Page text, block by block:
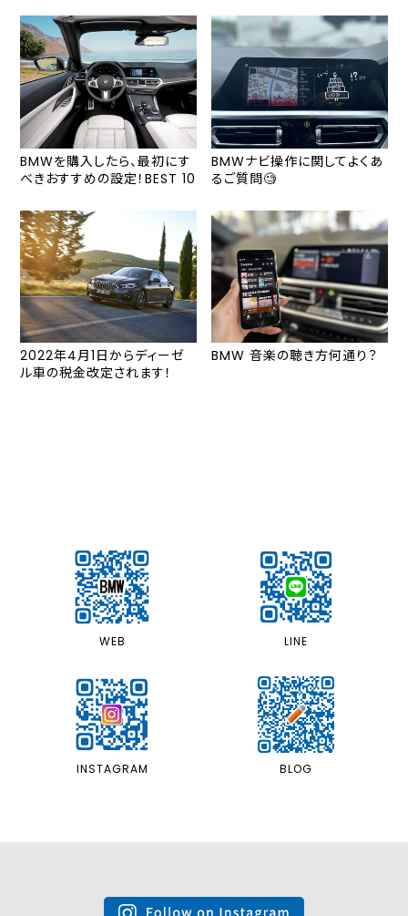
BMWを購入したら、最初にす
べきおすすめの設定！BEST 10
BMWナビ操作に関してよくあ
るご質問🧐
2022年4月1日からディーゼ
ル車の税金改定されます！
BMW 音楽の聴き方何通り？
WEB LINE
INSTAGRAM BLOG